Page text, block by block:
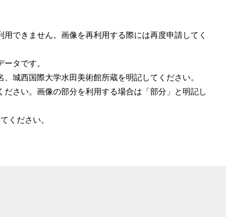
用できません。画像を再利用する際には再度申請してく
ータです。
、城西国際大学水田美術館所蔵を明記してください。
ださい。画像の部分を利用する場合は「部分」と明記し
ください。